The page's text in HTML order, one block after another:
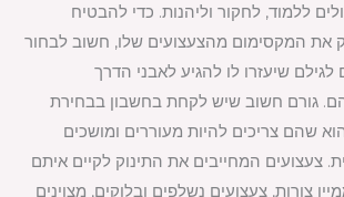
ללמוד, לחקור וליהנות. כדי להבטיח
את המקסימום מהצעצועים שלו, חשוב לבחור
שיעזרו לו להגיע לאבני הדרך
גורם חשוב שיש לקחת בחשבון בבחירת
שהם צריכים להיות מעוררים ומושכים
צעצועים המחייבים את התינוק לקיים איתם
צורות, צעצועים נשלפים ובלוקים, מצוינים